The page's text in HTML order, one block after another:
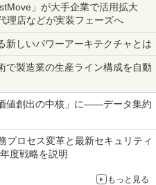
」が大手企業で活用拡大
理店などが実装フェーズへ
新しいパワーアーキテクチャとは
で製造業の生産ライン構成を自動
値創出の中核」に――データ集約
プロセス変革と最新セキュリティ
度戦略を説明
もっと見る